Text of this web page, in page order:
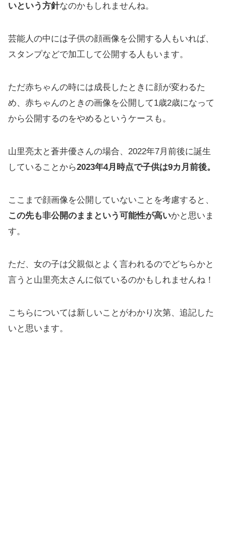
いという方針なのかもしれませんね。
芸能人の中には子供の顔画像を公開する人もいれば、
スタンプなどで加工して公開する人もいます。
ただ赤ちゃんの時には成長したときに顔が変わるた
め、赤ちゃんのときの画像を公開して1歳2歳になって
から公開するのをやめるというケースも。
山里亮太と蒼井優さんの場合、2022年7月前後に誕生
していることから2023年4月時点で子供は9カ月前後。
ここまで顔画像を公開していないことを考慮すると、
この先も非公開のままという可能性が高いかと思いま
す。
ただ、女の子は父親似とよく言われるのでどちらかと
言うと山里亮太さんに似ているのかもしれませんね！
こちらについては新しいことがわかり次第、追記した
いと思います。